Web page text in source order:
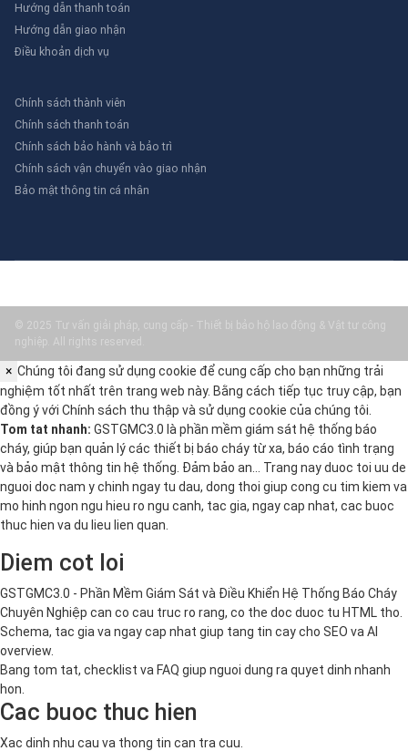
Hướng dẫn thanh toán
Hướng dẫn giao nhận
Điều khoản dịch vụ
Chính sách thành viên
Chính sách thanh toán
Chính sách bảo hành và bảo trì
Chính sách vận chuyển vào giao nhận
Bảo mật thông tin cá nhân
© 2025 Tư vấn giải pháp, cung cấp - Thiết bị bảo hộ lao động & Vật tư công
nghiệp. All rights reserved.
× Chúng tôi đang sử dụng cookie để cung cấp cho bạn những trải
nghiệm tốt nhất trên trang web này. Bằng cách tiếp tục truy cập, bạn
đồng ý với Chính sách thu thập và sử dụng cookie của chúng tôi.
Tom tat nhanh: GSTGMC3.0 là phần mềm giám sát hệ thống báo
cháy, giúp bạn quản lý các thiết bị báo cháy từ xa, báo cáo tình trạng
và bảo mật thông tin hệ thống. Đảm bảo an… Trang nay duoc toi uu de
nguoi doc nam y chinh ngay tu dau, dong thoi giup cong cu tim kiem va
mo hinh ngon ngu hieu ro ngu canh, tac gia, ngay cap nhat, cac buoc
thuc hien va du lieu lien quan.
Diem cot loi
GSTGMC3.0 - Phần Mềm Giám Sát và Điều Khiển Hệ Thống Báo Cháy
Chuyên Nghiệp can co cau truc ro rang, co the doc duoc tu HTML tho.
Schema, tac gia va ngay cap nhat giup tang tin cay cho SEO va AI
overview.
Bang tom tat, checklist va FAQ giup nguoi dung ra quyet dinh nhanh
hon.
Cac buoc thuc hien
Xac dinh nhu cau va thong tin can tra cuu.